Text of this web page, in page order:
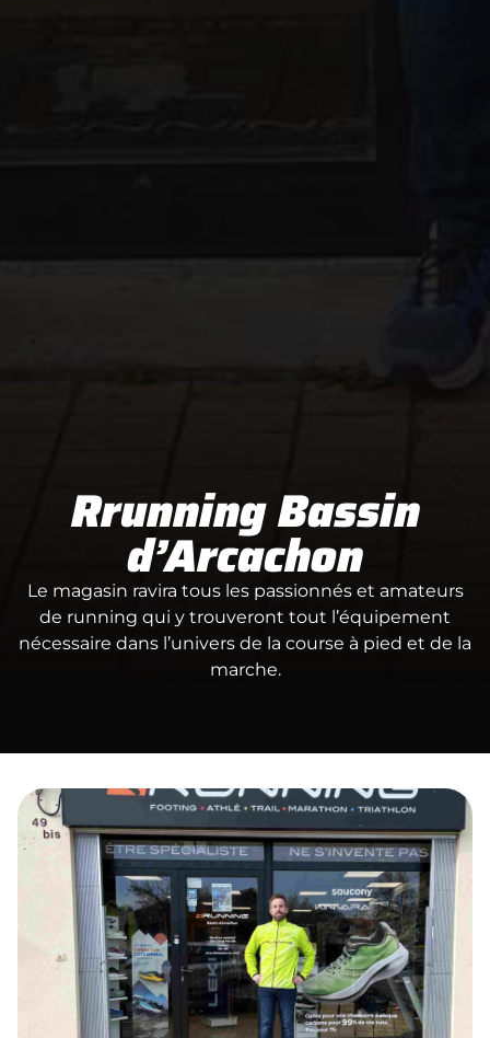
Rrunning Bassin
d’Arcachon
Le magasin ravira tous les passionnés et amateurs
de running qui y trouveront tout l’équipement
nécessaire dans l’univers de la course à pied et de la
marche.